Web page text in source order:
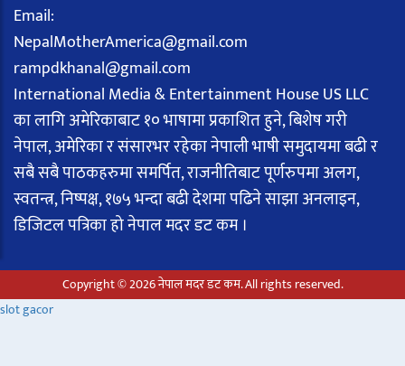
Email:
NepalMotherAmerica@gmail.com
rampdkhanal@gmail.com
International Media & Entertainment House US LLC
का लागि अमेरिकाबाट १० भाषामा प्रकाशित हुने, बिशेष गरी
नेपाल, अमेरिका र संसारभर रहेका नेपाली भाषी समुदायमा बढी र
सबै सबै पाठकहरुमा समर्पित, राजनीतिबाट पूर्णरुपमा अलग,
स्वतन्त्र, निष्पक्ष, १७५ भन्दा बढी देशमा पढिने साझा अनलाइन,
डिजिटल पत्रिका हो नेपाल मदर डट कम ।
Copyright © 2026 नेपाल मदर डट कम. All rights reserved.
slot gacor